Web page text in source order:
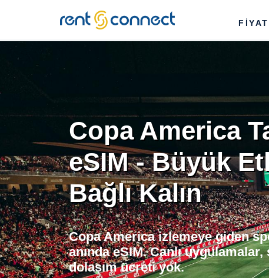
RENT'N
CONNECT
Copa America
eSIM - Büyük
Bağlı Kalın
Copa America izlemeye giden
anında eSIM. Canlı
dolaşım ücreti yok.